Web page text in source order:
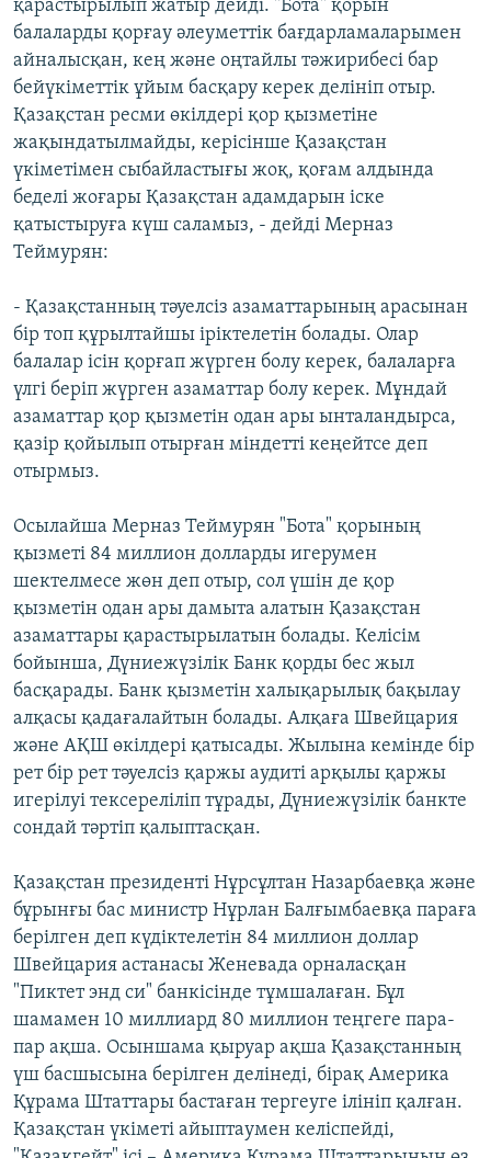
қарастырылып жатыр дейді. "Бота" қорын
балаларды қорғау әлеуметтік бағдарламаларымен
айналысқан, кең және оңтайлы тәжирибесі бар
бейүкіметтік ұйым басқару керек делініп отыр.
Қазақстан ресми өкілдері қор қызметіне
жақындатылмайды, керісінше Қазақстан
үкіметімен сыбайластығы жоқ, қоғам алдында
беделі жоғары Қазақстан адамдарын іске
қатыстыруға күш саламыз, - дейді Мерназ
Теймурян:
- Қазақстанның тәуелсіз азаматтарының арасынан
бір топ құрылтайшы іріктелетін болады. Олар
балалар ісін қорғап жүрген болу керек, балаларға
үлгі беріп жүрген азаматтар болу керек. Мұндай
азаматтар қор қызметін одан ары ынталандырса,
қазір қойылып отырған міндетті кеңейтсе деп
отырмыз.
Осылайша Мерназ Теймурян "Бота" қорының
қызметі 84 миллион долларды игерумен
шектелмесе жөн деп отыр, сол үшін де қор
қызметін одан ары дамыта алатын Қазақстан
азаматтары қарастырылатын болады. Келісім
бойынша, Дүниежүзілік Банк қорды бес жыл
басқарады. Банк қызметін халықарылық бақылау
алқасы қадағалайтын болады. Алқаға Швейцария
және АҚШ өкілдері қатысады. Жылына кемінде бір
рет бір рет тәуелсіз қаржы аудиті арқылы қаржы
игерілуі тексереліліп тұрады, Дүниежүзілік банкте
сондай тәртіп қалыптасқан.
Қазақстан президенті Нұрсұлтан Назарбаевқа және
бұрынғы бас министр Нұрлан Балғымбаевқа параға
берілген деп күдіктелетін 84 миллион доллар
Швейцария астанасы Женевада орналасқан
"Пиктет энд си" банкісінде тұмшалаған. Бұл
шамамен 10 миллиард 80 миллион теңгеге пара-
пар ақша. Осыншама қыруар ақша Қазақстанның
үш басшысына берілген делінеді, бірақ Америка
Құрама Штаттары бастаған тергеуге ілініп қалған.
Қазақстан үкіметі айыптаумен келіспейді,